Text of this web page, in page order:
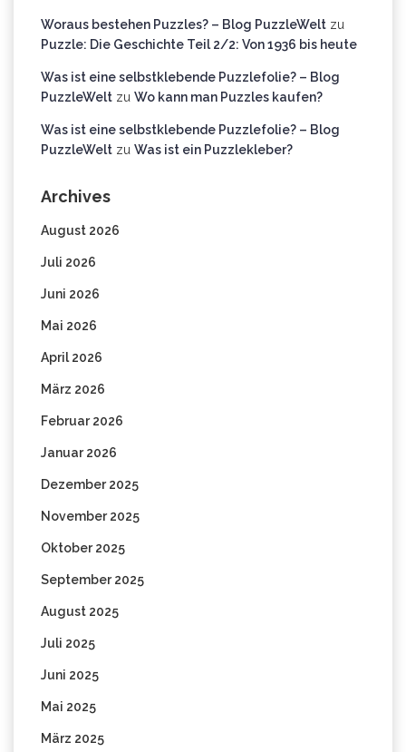
Woraus bestehen Puzzles? – Blog PuzzleWelt zu
Puzzle: Die Geschichte Teil 2/2: Von 1936 bis heute
Was ist eine selbstklebende Puzzlefolie? – Blog
PuzzleWelt zu Wo kann man Puzzles kaufen?
Was ist eine selbstklebende Puzzlefolie? – Blog
PuzzleWelt zu Was ist ein Puzzlekleber?
Archives
August 2026
Juli 2026
Juni 2026
Mai 2026
April 2026
März 2026
Februar 2026
Januar 2026
Dezember 2025
November 2025
Oktober 2025
September 2025
August 2025
Juli 2025
Juni 2025
Mai 2025
März 2025